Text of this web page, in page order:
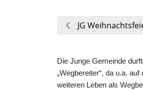
JG
Die Junge Gemeinde
„Wegbereiter“, da u.a.
weiteren Leben als